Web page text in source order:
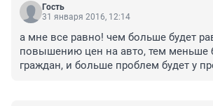
Гость
31 января 2016, 12:14
а мне все равно! чем больше будет
повышению цен на авто, тем меньше
граждан, и больше проблем будет у